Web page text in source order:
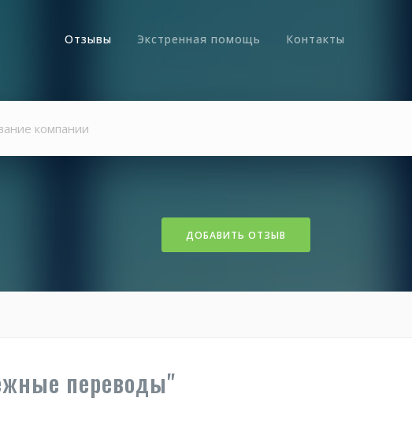
Отзывы Экстренная помощь Контакты
ДОБАВИТЬ ОТЗЫВ
переводы"